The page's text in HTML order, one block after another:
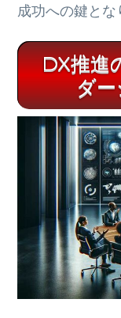
成功への鍵とな
DX推進
ダー